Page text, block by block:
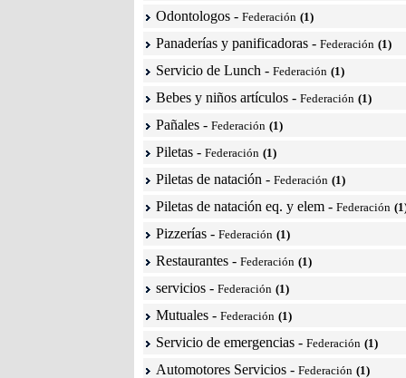
Odontologos - Federación (1)
Panaderías y panificadoras - Federación (1)
Servicio de Lunch - Federación (1)
Bebes y niños artículos - Federación (1)
Pañales - Federación (1)
Piletas - Federación (1)
Piletas de natación - Federación (1)
Piletas de natación eq. y elem - Federación
Pizzerías - Federación (1)
Restaurantes - Federación (1)
servicios - Federación (1)
Mutuales - Federación (1)
Servicio de emergencias - Federación (1)
Automotores Servicios - Federación (1)